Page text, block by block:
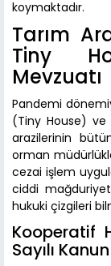
koymaktadır.
Tarım
Tiny
Mevzuatı
Pandemi
(Tiny House)
arazilerinin
orman
cezai işlem
ciddi
hukuki çizgileri
Kooperatif
Sayılı